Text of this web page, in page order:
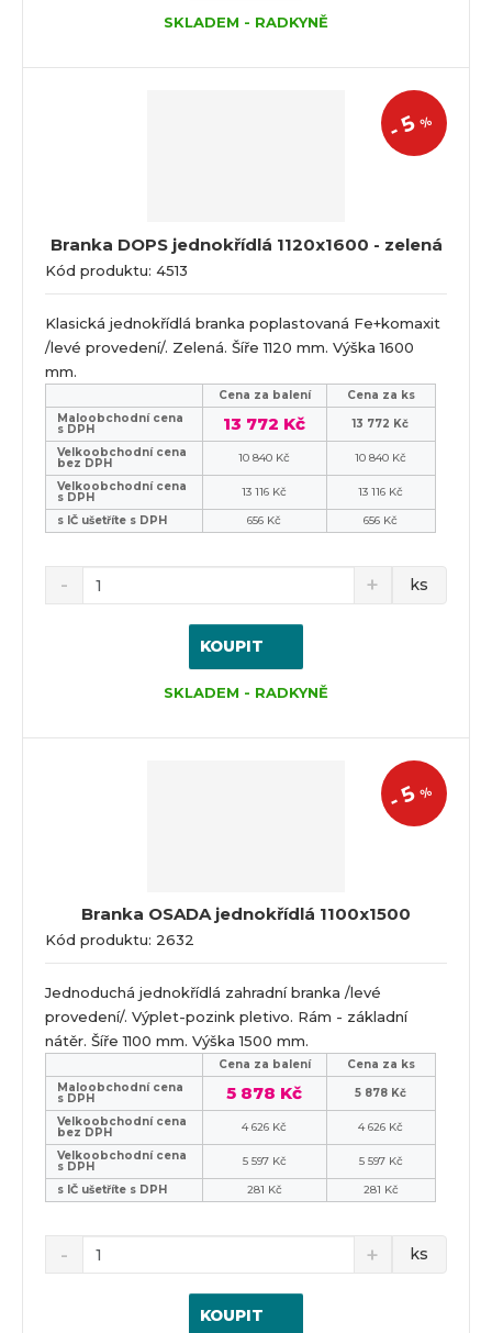
SKLADEM - RADKYNĚ
Branka DOPS jednokřídlá 1120x1600 - zelená
Kód produktu: 4513
-5%
Klasická jednokřídlá branka poplastovaná Fe+komaxit
/levé provedení/. Zelená. Šíře 1120 mm. Výška 1600
mm.
Cena za balení
Cena za ks
Maloobchodní cena
s DPH 13 772 Kč
13 772 Kč
Velkoobchodní cena
bez DPH 10 840 Kč
10 840 Kč
Velkoobchodní cena
s DPH 13 116 Kč
13 116 Kč
s IČ ušetříte s DPH
656 Kč 656 Kč
ks
KOUPIT
SKLADEM - RADKYNĚ
Branka OSADA jednokřídlá 1100x1500
Kód produktu: 2632
-
5%
Jednoduchá jednokřídlá zahradní branka /levé
provedení/. Výplet-pozink pletivo. Rám - základní
nátěr. Šíře 1100 mm. Výška 1500 mm.
Cena za balení
Cena za ks
Maloobchodní cena
s DPH 5 878 Kč
5 878 Kč
Velkoobchodní cena
bez DPH 4 626 Kč
4 626 Kč
Velkoobchodní cena
s DPH 5 597 Kč
5 597 Kč
s IČ ušetříte s DPH
281 Kč 281 Kč
ks
KOUPIT